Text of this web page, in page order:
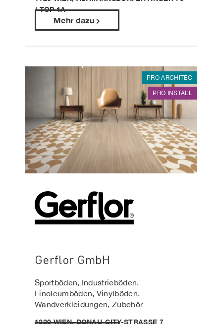
/ TOP 1A
Mehr dazu
PRO ARCHITEC
PRO INSTALL
Gerflor GmbH
Sportböden, Industrieböden,
Linoleumböden, Vinylböden,
Wandverkleidungen, Zubehör
1220 WIEN, DONAU-CITY-STRASSE 7